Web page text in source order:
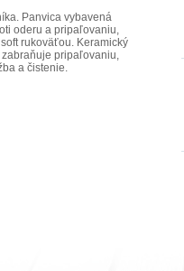
Panvica vybavená
oderu a pripaľovaniu,
rukoväťou. Keramický
pripaľovaniu,
a čistenie.